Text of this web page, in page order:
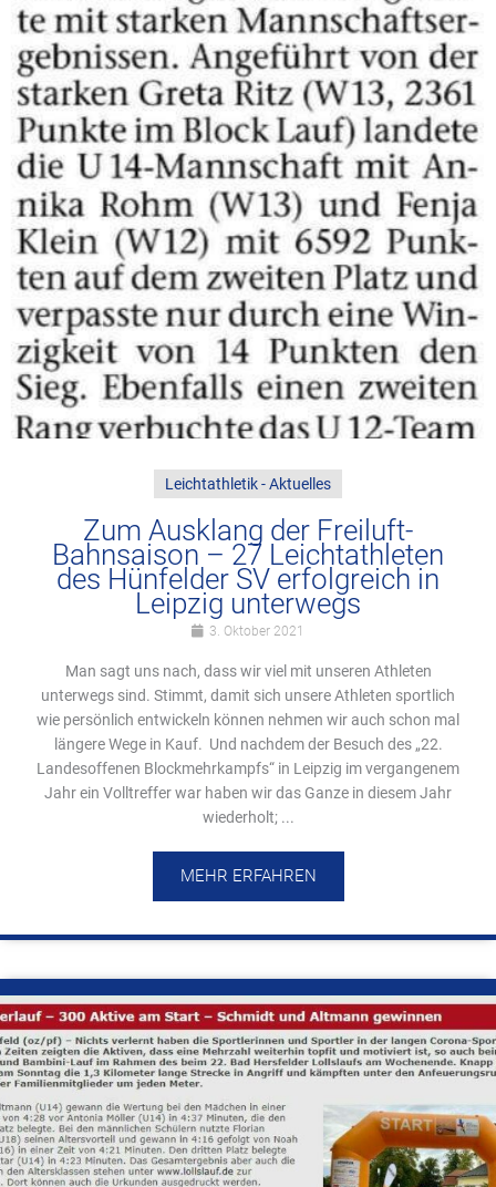
Leichtathletik - Aktuelles
Zum Ausklang der Freiluft-
Bahnsaison – 27 Leichtathleten
des Hünfelder SV erfolgreich in
Leipzig unterwegs
3. Oktober 2021
Man sagt uns nach, dass wir viel mit unseren Athleten
unterwegs sind. Stimmt, damit sich unsere Athleten sportlich
wie persönlich entwickeln können nehmen wir auch schon mal
längere Wege in Kauf. Und nachdem der Besuch des „22.
Landesoffenen Blockmehrkampfs“ in Leipzig im vergangenem
Jahr ein Volltreffer war haben wir das Ganze in diesem Jahr
wiederholt; ...
MEHR ERFAHREN